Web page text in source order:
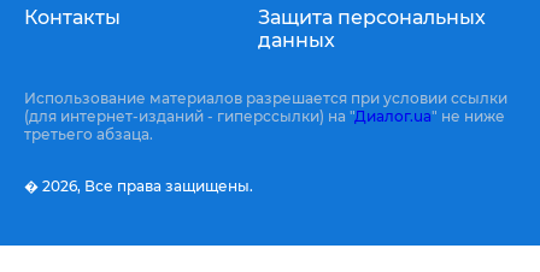
Контакты
Защита персональных
данных
Использование материалов разрешается при условии ссылки
(для интернет-изданий - гиперссылки) на "Диалог.ua" не ниже
третьего абзаца.
� 2026, Все права защищены.